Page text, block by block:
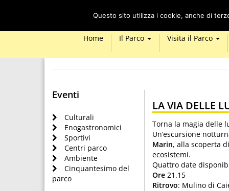
Home Il Parco Visita il Parco
Eventi
Culturali
Enogastronomici
Sportivi
Centri parco
Ambiente
Cinquantesimo del
parco
LA VIA DELLE
Torna la magia delle
Un’escursione
Marin, alla scoperta
ecosistemi.
Quattro date
Ore 21.15
Ritrovo: Mulino di
Questo sito utilizza i cookie, anche di